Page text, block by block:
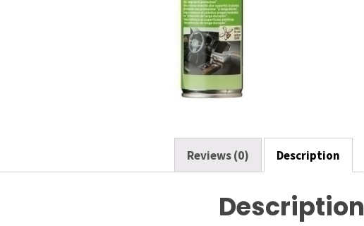
Description
Reviews (0)
Description